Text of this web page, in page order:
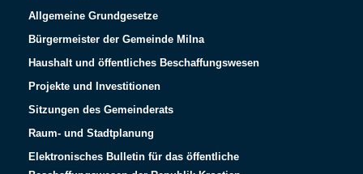
Allgemeine Grundgesetze
Bürgermeister der Gemeinde Milna
Haushalt und öffentliches Beschaffungswesen
Projekte und Investitionen
Sitzungen des Gemeinderats
Raum- und Stadtplanung
Elektronisches Bulletin für das öffentliche